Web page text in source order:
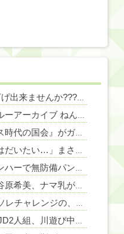
フリマ民「あと500円値下げ出来ませんか????」ワイ「ほ～い購入ｗ」
【グッスマ出荷情報】ブルーアーカイブ ねんどろいど「百合園セイア」「竜華キサキ」「早瀬ユウカ(再販)」ほか【発売日決定】
【画像】ドイツの『ナチス時代の国会』がガチでカッコ良すぎるwwwwwww
大久保佳代子「休みの日はだいたい…」まさかの習慣を暴露ｗｗｗ
【画像】女優・夏菜、ロンハーで無防備パン●ラ
【画像】セクシー女優・谷原希美、ナマ乳が最高にヌケるぞ
【AKB48】アカペラアイソレチャレンジの、こさきちゃん可愛すぎるだろ！！【近藤沙樹】
【動画】えちえちﾃﾞｶﾊﾟｲJD2人組、川遊び中にチャラ男にナンパされるｗｗｗｗｗｗｗｗｗｗｗｗｗｗｗｗ